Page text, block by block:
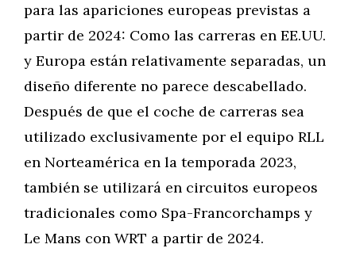
para las apariciones europeas previstas a
partir de 2024: Como las carreras en EE.UU.
y Europa están relativamente separadas, un
diseño diferente no parece descabellado.
Después de que el coche de carreras sea
utilizado exclusivamente por el equipo RLL
en Norteamérica en la temporada 2023,
también se utilizará en circuitos europeos
tradicionales como Spa-Francorchamps y
Le Mans con WRT a partir de 2024.